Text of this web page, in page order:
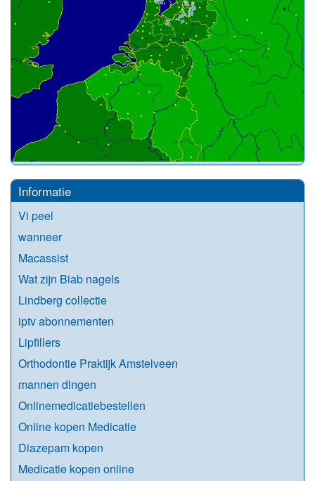
Informatie
Vi peel
wanneer
Macassist
Wat zijn Biab nagels
Lindberg collectie
iptv abonnementen
Lipfillers
Orthodontie Praktijk Amstelveen
mannen dingen
Onlinemedicatiebestellen
Online kopen Medicatie
Diazepam kopen
Medicatie kopen online